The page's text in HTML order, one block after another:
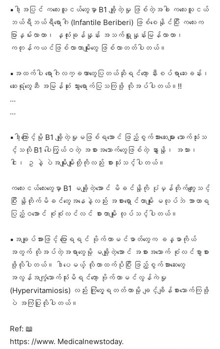
▪️ဒါ့အပြင် ကလေးသူငယ်တွေမှာ B1 ချို့တဲ့မှု ဖြစ်တဲ့အခါ ကလေးသူငယ်
ဘယ်ရီဘယ်ရီရောဂါ (Infantile Beriberi) ဖြစ်စေနိုင်ပြီး ကလေးက
ပြာနှမ်းလာတာ၊ နှလုံးခုန်နှုန်း အသက်ရှူနှုန်းမြန်လာတာ၊
ကတုန်ကယင်ဖြစ်လာတာမျိုးတွေ ဖြစ်လာတတ်ပါတယ်။
▪️အထက်ပါ ရောဂါလက္ခဏာတွေပြတယ်ဆိုရင်တော့ နီးစပ်ရာဆေးခန်း၊
ဆေးရုံတွေဆီ အမြန်ဆုံး သွားရောက်ပြသကြဖို့ လိုအပ်ပါတယ်။‼️
…
…
▪️ဒါ့ကြောင့်မို့ B1 ချို့တဲ့မှုမဖြစ်ရအောင် ဖြည့်စွက်အားဆေးများ သောက်သုံးသ
င့်သလို B1 ပေါကြွယ်ဝတဲ့ အစားအသောက်တွေဖြစ်တဲ့ နွားနို့၊ အသား၊
ငါး၊ ဥ နဲ့ ပဲအမျိုးမျိုးတို့ကိုလည်း စားသုံးသင့်ပါတယ်။
ကလေးငယ်လေးတွေမှာ B1 မချို့တဲ့အောင် မိခင်နို့ကို ပုံမှန်တိုက်ကျွေးသင့်
ပြီး နို့တိုက်မိခင်တွေအနေနဲ့လည်း အစားရှောင်တာမျိုး မလုပ်ဘဲ အာဟာရ
ပြည့်ဝအောင် စုံစုံလင်လင် စားတာမျိုး လုပ်သင့်ပါတယ်။
▪️အချုပ်အားဖြင့် ပြောရရင် ဗိုက်တာမင်ဓာတ်တွေက ခန္ဓာကိုယ်
အတွက် လိုအပ်တဲ့အရာတွေမို့ မချို့တဲ့အောင် အစားအသောက် စုံလင်စွာစား
ဖို့လိုပါတယ်။ ဒါပေမယ့့် လိုတာထက်ပိုပြီး ဖြည့်စွက်အားဆေးတွေ
အလွန်အကျွံသောက်သုံးမိရင်တော့ ဗိုက်တာမင်လွန်ကဲမှု
(Hypervitamiosis) လည်း ကြုံတွေ့ရတတ်တာမို့ ချင့်ချိန်စားသောက်ကြဖို့
ပဲ အကြံပြုလိုပါတယ်။
Ref: 📖
https: //www. Medicalnewstoday.